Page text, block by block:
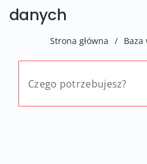
danych
Strona główna / Baza